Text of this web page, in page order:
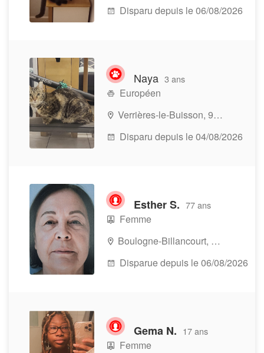
Disparu depuis le 06/08/2026
Naya 3 ans
Européen
Verrières-le-Buisson, 91370
Disparu depuis le 04/08/2026
Esther S. 77 ans
Femme
Boulogne-Billancourt, 92100
Disparue depuis le 06/08/2026
Gema N. 17 ans
Femme